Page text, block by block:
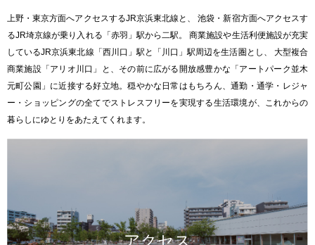
上野・東京方面へアクセスするJR京浜東北線と、 池袋・新宿方面へアクセスす
るJR埼京線が乗り入れる「赤羽」駅から二駅。 商業施設や生活利便施設が充実
しているJR京浜東北線「西川口」駅と「川口」駅周辺を生活圏とし、 大型複合
商業施設「アリオ川口」と、その前に広がる開放感豊かな「アートパーク並木
元町公園」に近接する好立地。穏やかな日常はもちろん、通勤・通学・レジャ
ー・ショッピングの全てでストレスフリーを実現する生活環境が、これからの
暮らしにゆとりをあたえてくれます。
アクセス